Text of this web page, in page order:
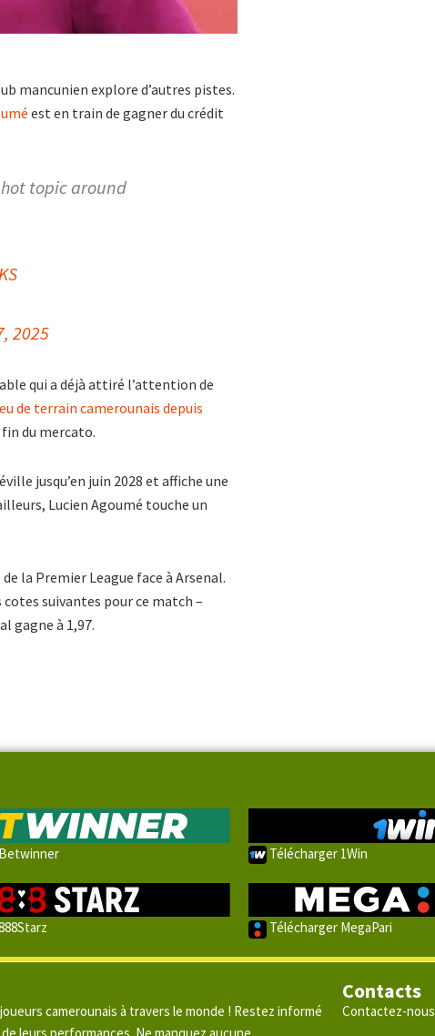
mancunien explore d’autres pistes.
est en train de gagner du crédit
topic around
2025
qui a déjà attiré l’attention de
de terrain camerounais depuis
du mercato.
jusqu’en juin 2028 et affiche une
Lucien Agoumé touche un
la Premier League face à Arsenal.
cotes suivantes pour ce match –
gagne à 1,97.
Télécharger 1Win
Télécharger MegaPari
camerounais à travers le monde ! Restez informé
Contacts
Contactez-nous